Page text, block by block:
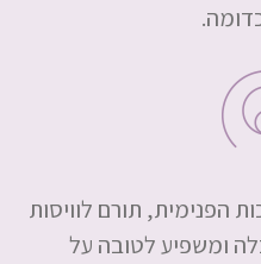
הפנימית, תורם לוויסות
ומשפיע לטובה על